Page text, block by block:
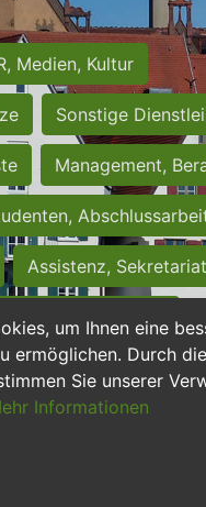
um Ihnen eine
ermöglichen. Durch
Sie unserer
Informationen
Medien, Kultur
Sonstige
Management,
Assistenz, Sekretariat
und Nebenjobs
Materialwirtschaft
duale Ausbildung